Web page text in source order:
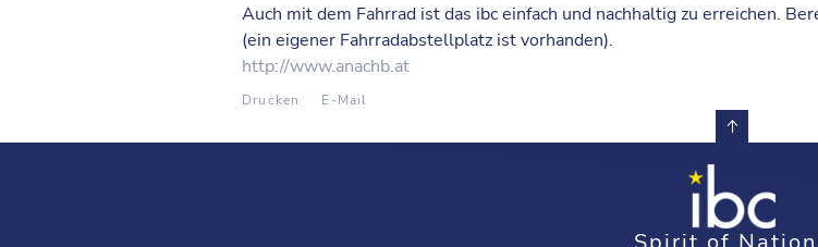
Auch mit dem Fahrrad ist das ibc einfach und nachhaltig zu erreichen.
(ein eigener Fahrradabstellplatz ist vorhanden).
http://www.anachb.at
Drucken E-Mail